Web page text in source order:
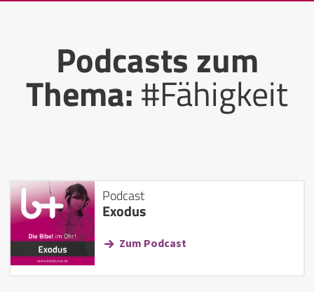
Podcasts zum
Thema:#Fähigkeit
Podcast
Exodus
Zum Podcast